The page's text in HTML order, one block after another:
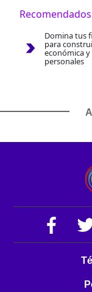
Domina tus
para
económica
personales